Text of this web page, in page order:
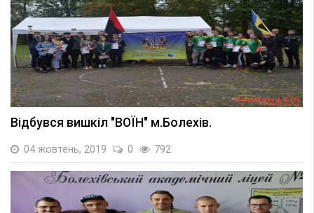
Відбувся вишкіл "ВОЇН" м.Болехів.
04 жовтень, 2019 0 792